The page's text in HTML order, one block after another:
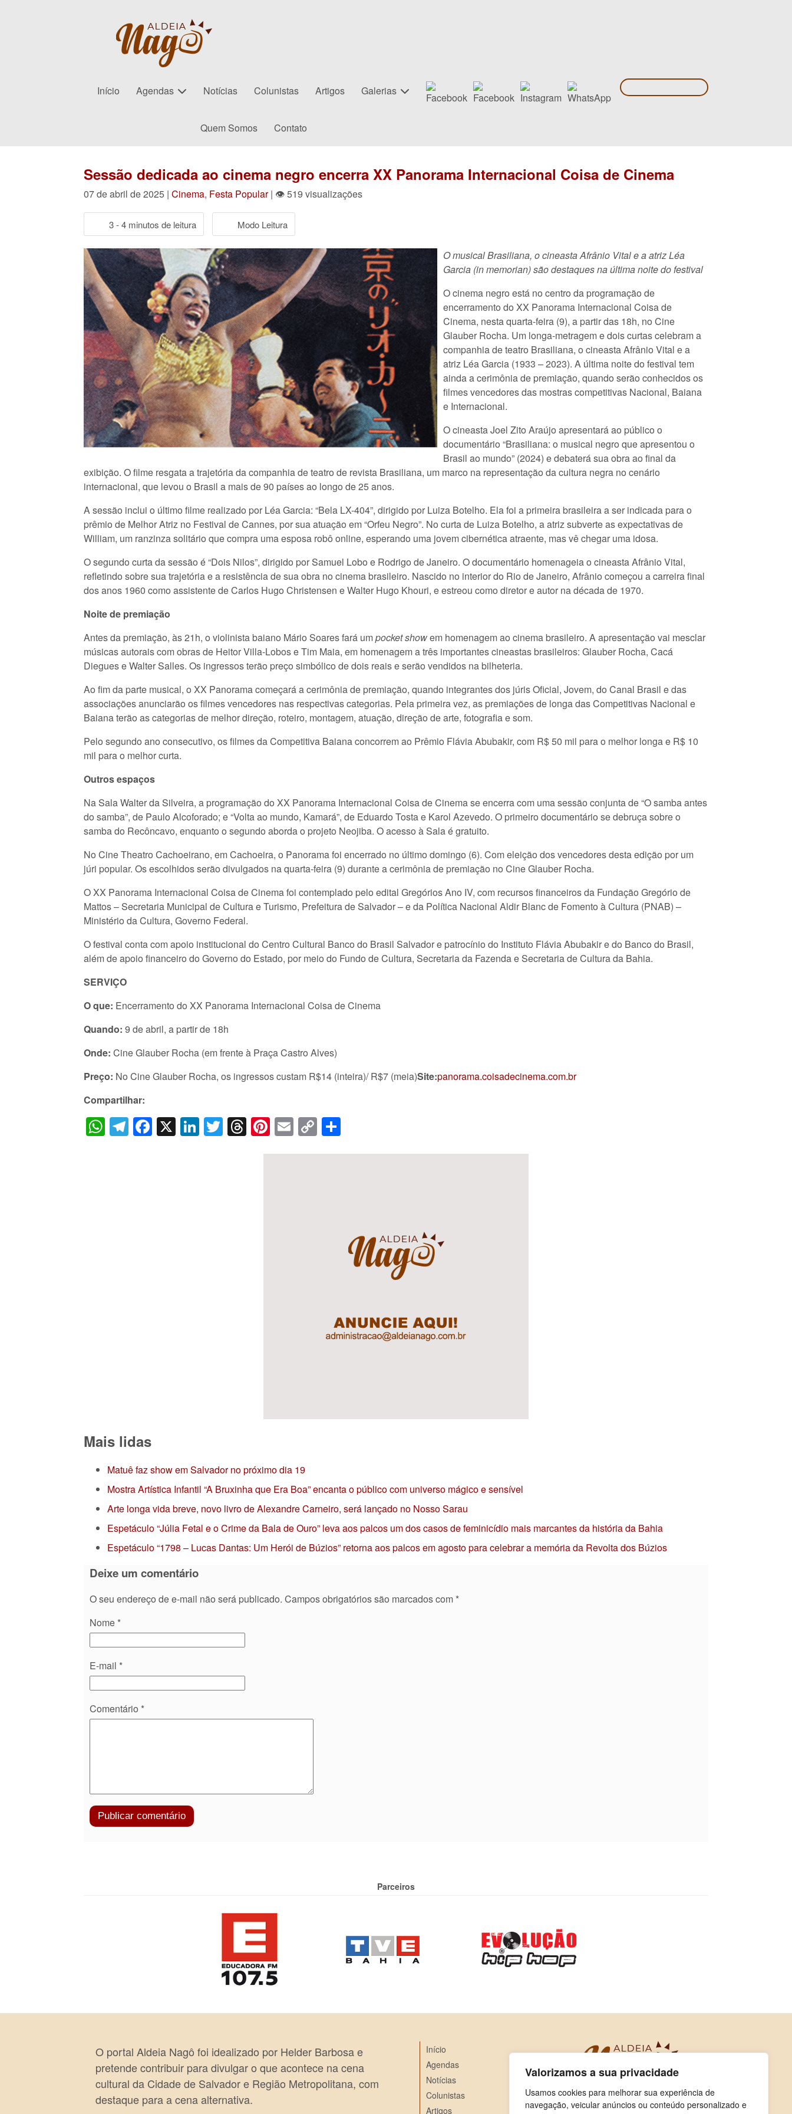
Valorizamos a sua privacidade
Usamos cookies para melhorar sua experiência de
navegação, veicular anúncios ou conteúdo personalizado e
Início Agendas Notícias Colunistas Artigos Galerias
Quem Somos Contato
Sessão dedicada ao cinema negro encerra XX Panorama Internacional Coisa de Cinema
07 de abril de 2025 | Cinema, Festa Popular| 👁 519 visualizações
3 - 4 minutos de leitura Modo Leitura
O musical Brasiliana, o cineasta Afrânio Vital e a atriz Léa
Garcia (in memorian) são destaques na última noite do festival
O cinema negro está no centro da programação de
encerramento do XX Panorama Internacional Coisa de
Cinema, nesta quarta-feira (9), a partir das 18h, no Cine
Glauber Rocha. Um longa-metragem e dois curtas celebram a
companhia de teatro Brasiliana, o cineasta Afrânio Vital e a
atriz Léa Garcia (1933 – 2023). A última noite do festival tem
ainda a cerimônia de premiação, quando serão conhecidos os
filmes vencedores das mostras competitivas Nacional, Baiana
e Internacional.
O cineasta Joel Zito Araújo apresentará ao público o
documentário “Brasiliana: o musical negro que apresentou o
Brasil ao mundo” (2024) e debaterá sua obra ao final da
exibição. O filme resgata a trajetória da companhia de teatro de revista Brasiliana, um marco na representação da cultura negra no cenário
internacional, que levou o Brasil a mais de 90 países ao longo de 25 anos.
A sessão inclui o último filme realizado por Léa Garcia: “Bela LX-404”, dirigido por Luiza Botelho. Ela foi a primeira brasileira a ser indicada para o
prêmio de Melhor Atriz no Festival de Cannes, por sua atuação em “Orfeu Negro”. No curta de Luiza Botelho, a atriz subverte as expectativas de
William, um ranzinza solitário que compra uma esposa robô online, esperando uma jovem cibernética atraente, mas vê chegar uma idosa.
O segundo curta da sessão é “Dois Nilos”, dirigido por Samuel Lobo e Rodrigo de Janeiro. O documentário homenageia o cineasta Afrânio Vital,
refletindo sobre sua trajetória e a resistência de sua obra no cinema brasileiro. Nascido no interior do Rio de Janeiro, Afrânio começou a carreira final
dos anos 1960 como assistente de Carlos Hugo Christensen e Walter Hugo Khouri, e estreou como diretor e autor na década de 1970.
Noite de premiação
Antes da premiação, às 21h, o violinista baiano Mário Soares fará umpocket showem homenagem ao cinema brasileiro. A apresentação vai mesclar
músicas autorais com obras de Heitor Villa-Lobos e Tim Maia, em homenagem a três importantes cineastas brasileiros: Glauber Rocha, Cacá
Diegues e Walter Salles. Os ingressos terão preço simbólico de dois reais e serão vendidos na bilheteria.
Ao fim da parte musical, o XX Panorama começará a cerimônia de premiação, quando integrantes dos júris Oficial, Jovem, do Canal Brasil e das
associações anunciarão os filmes vencedores nas respectivas categorias. Pela primeira vez, as premiações de longa das Competitivas Nacional e
Baiana terão as categorias de melhor direção, roteiro, montagem, atuação, direção de arte, fotografia e som.
Pelo segundo ano consecutivo, os filmes da Competitiva Baiana concorrem ao Prêmio Flávia Abubakir, com R$ 50 mil para o melhor longa e R$ 10
mil para o melhor curta.
Outros espaços
Na Sala Walter da Silveira, a programação do XX Panorama Internacional Coisa de Cinema se encerra com uma sessão conjunta de “O samba antes
do samba”, de Paulo Alcoforado; e “Volta ao mundo, Kamará”, de Eduardo Tosta e Karol Azevedo. O primeiro documentário se debruça sobre o
samba do Recôncavo, enquanto o segundo aborda o projeto Neojiba. O acesso à Sala é gratuito.
No Cine Theatro Cachoeirano, em Cachoeira, o Panorama foi encerrado no último domingo (6). Com eleição dos vencedores desta edição por um
júri popular. Os escolhidos serão divulgados na quarta-feira (9) durante a cerimônia de premiação no Cine Glauber Rocha.
O XX Panorama Internacional Coisa de Cinema foi contemplado pelo edital Gregórios Ano IV, com recursos financeiros da Fundação Gregório de
Mattos – Secretaria Municipal de Cultura e Turismo, Prefeitura de Salvador – e da Política Nacional Aldir Blanc de Fomento à Cultura (PNAB) –
Ministério da Cultura, Governo Federal.
O festival conta com apoio institucional do Centro Cultural Banco do Brasil Salvador e patrocínio do Instituto Flávia Abubakir e do Banco do Brasil,
além de apoio financeiro do Governo do Estado, por meio do Fundo de Cultura, Secretaria da Fazenda e Secretaria de Cultura da Bahia.
SERVIÇO
O que: Encerramento do XX Panorama Internacional Coisa de Cinema
Quando: 9 de abril, a partir de 18h
Onde: Cine Glauber Rocha (em frente à Praça Castro Alves)
Preço: No Cine Glauber Rocha, os ingressos custam R$14 (inteira)/ R$7 (meia)Site:panorama.coisadecinema.com.br
Compartilhar:
WhatsApp
Telegram
Facebook
X LinkedIn
Twitter
Threads
Pinterest
Email
Copy
Link
Mais lidas
Matuê faz show em Salvador no próximo dia 19
Mostra Artística Infantil “A Bruxinha que Era Boa” encanta o público com universo mágico e sensível
Arte longa vida breve, novo livro de Alexandre Carneiro, será lançado no Nosso Sarau
Espetáculo “Júlia Fetal e o Crime da Bala de Ouro” leva aos palcos um dos casos de feminicídio mais marcantes da história da Bahia
Espetáculo “1798 – Lucas Dantas: Um Herói de Búzios” retorna aos palcos em agosto para celebrar a memória da Revolta dos Búzios
Deixe um comentário
O seu endereço de e-mail não será publicado. Campos obrigatórios são marcados com *
Nome *
E-mail *
Comentário *
Parceiros
O portal Aldeia Nagô foi idealizado por Helder Barbosa e
pretende contribuir para divulgar o que acontece na cena
cultural da Cidade de Salvador e Região Metropolitana, com
destaque para a cena alternativa.
Início
Agendas
Notícias
Colunistas
Artigos